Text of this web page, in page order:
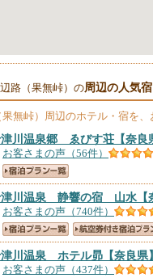
路（果無峠）の周辺の人気宿
無峠） 周辺のホテル・宿を、
川温泉郷 ゑびす荘 【奈良
お客さまの声（56件）
津川温泉 静響の宿 山水
お客さまの声（740件）
川温泉 ホテル昴 【奈良県】
お客さまの声（437件）